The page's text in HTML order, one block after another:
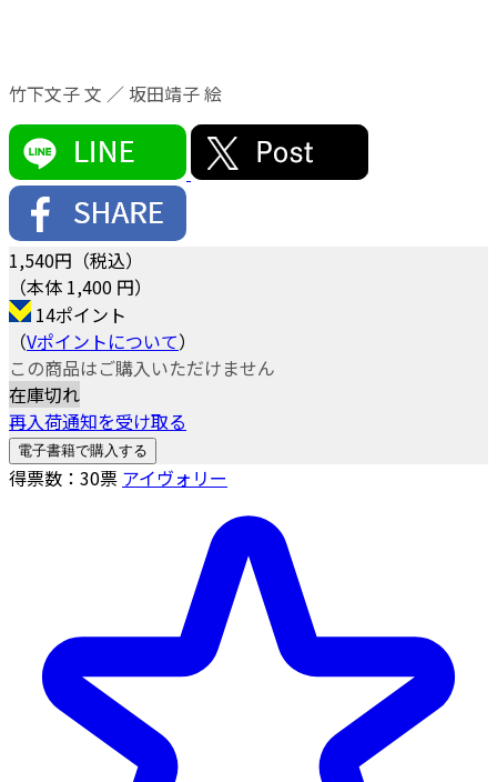
竹下文子 文 ／ 坂田靖子 絵
1,540円（税込）
（本体 1,400 円）
14ポイント
（Vポイントについて）
この商品はご購入いただけません
在庫切れ
再入荷通知を受け取る
電子書籍で購入する
得票数： 30票 アイヴォリー